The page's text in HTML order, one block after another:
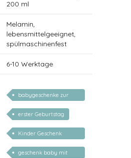
200 ml
Melamin,
lebensmittelgeeignet,
spülmaschinenfest
6-10 Werktage
babygeschenke zur
geburt personalisiert
erster Geburtstag
Kinder Geschenk
Weihnachten
geschenk baby mit